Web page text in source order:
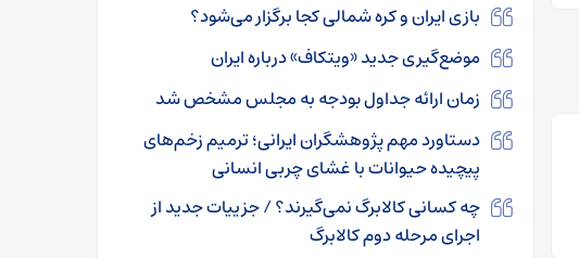
بازی ایران و کره شمالی کجا برگزار می‌شود؟
موضع‌گیری جدید «ویتکاف» درباره ایران
زمان ارائه جداول بودجه به مجلس مشخص شد
دستاورد مهم پژوهشگران ایرانی؛ ترمیم زخم‌های
پیچیده حیوانات با غشای چربی انسانی
چه کسانی کالابرگ نمی‌گیرند؟ / جزییات جدید از
اجرای مرحله دوم کالابرگ